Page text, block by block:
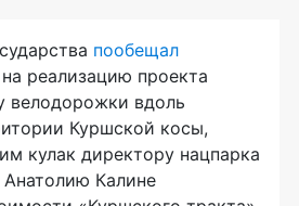
пообещал
реализацию проекта
велодорожки вдоль
Куршской косы,
кулак директору нацпарка
Калине